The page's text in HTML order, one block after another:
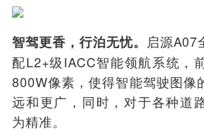
智驾更香，行泊无忧。 启源A07
配L2+级IACC智能领航系统，
800W像素，使得智能驾驶图像
远和更广，同时，对于各种道
为精准。